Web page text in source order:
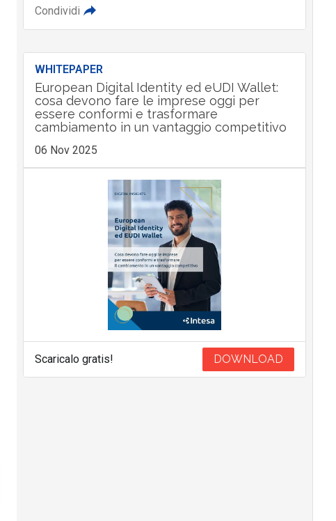
Condividi
WHITEPAPER
European Digital Identity ed eUDI Wallet:
cosa devono fare le imprese oggi per
essere conformi e trasformare
cambiamento in un vantaggio competitivo
06 Nov 2025
Scaricalo gratis! DOWNLOAD